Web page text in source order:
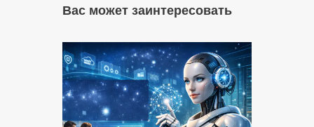
Вас может заинтересовать